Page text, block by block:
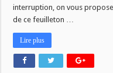
interruption, on vous
de ce feuilleton …
Lire plus